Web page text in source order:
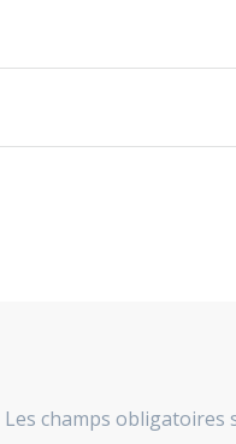
Les champs obligatoires